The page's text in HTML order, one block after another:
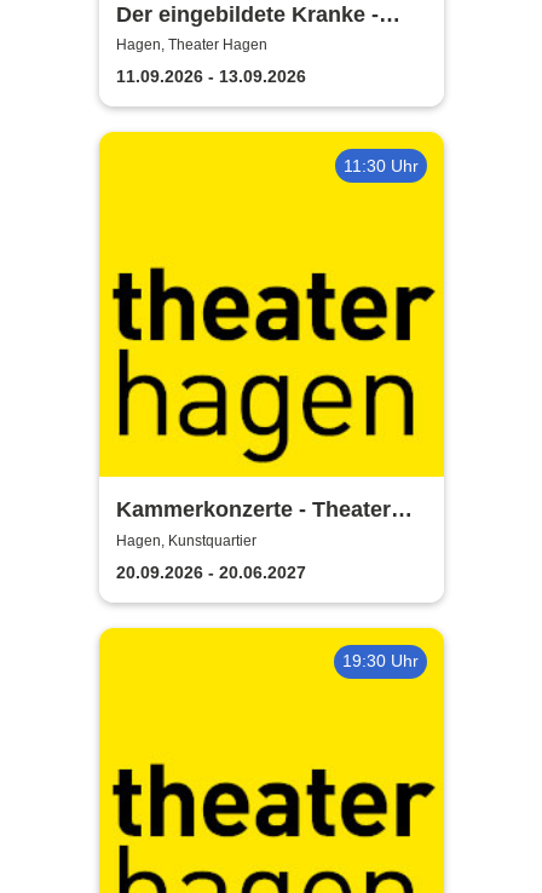
Der eingebildete Kranke -
Theater Hagen
Hagen, Theater Hagen
11.09.2026 - 13.09.2026
11:30 Uhr
Kammerkonzerte - Theater
Hagen
Hagen, Kunstquartier
20.09.2026 - 20.06.2027
19:30 Uhr